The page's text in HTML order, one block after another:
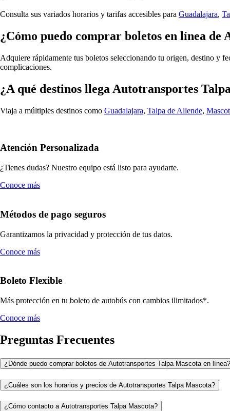
Consulta sus variados horarios y tarifas accesibles para Guadalajara,
¿Cómo puedo comprar boletos en línea de
Adquiere rápidamente tus boletos seleccionando tu origen, destino y
complicaciones.
¿A qué destinos llega Autotransportes
Viaja a múltiples destinos como Guadalajara, Talpa de Allende,
Atención Personalizada
¿Tienes dudas? Nuestro equipo está listo para ayudarte.
Conoce más
Métodos de pago seguros
Garantizamos la privacidad y protección de tus datos.
Conoce más
Boleto Flexible
Más protección en tu boleto de autobús con cambios ilimitados*.
Conoce más
Preguntas Frecuentes
¿Dónde puedo comprar boletos de Autotransportes Talpa Mascota en línea?
¿Cuáles son los horarios y precios de Autotransportes Talpa Mascota?
¿Cómo contacto a Autotransportes Talpa Mascota?